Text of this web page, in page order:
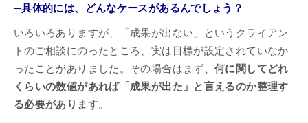
─具体的には、どんなケースがあるんでしょう？
いろいろありますが、「成果が出ない」というクライアン
トのご相談にのったところ、実は目標が設定されていなか
ったことがありました。その場合はまず、何に関してどれ
くらいの数値があれば「成果が出た」と言えるのか整理す
る必要があります。